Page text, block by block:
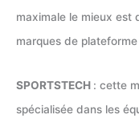
maximale le mieux est
marques de
SPORTSTECH : cette
spécialisée dans les